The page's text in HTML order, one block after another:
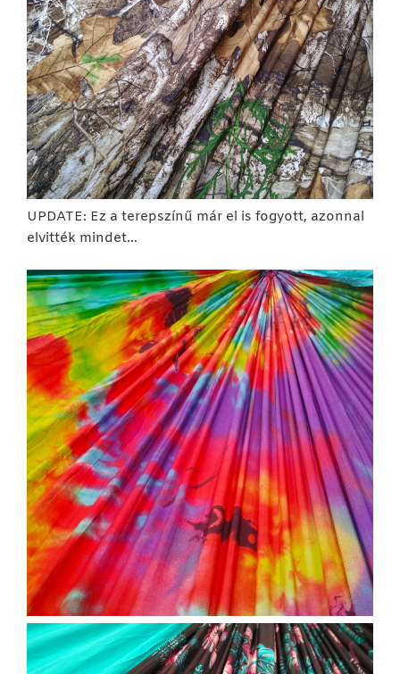
UPDATE: Ez a terepszínű már el is fogyott, azonnal
elvitték mindet…